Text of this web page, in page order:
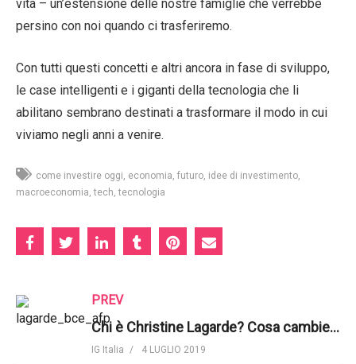
vita – un’estensione delle nostre famiglie che verrebbe
persino con noi quando ci trasferiremo.
Con tutti questi concetti e altri ancora in fase di sviluppo,
le case intelligenti e i giganti della tecnologia che li
abilitano sembrano destinati a trasformare il modo in cui
viviamo negli anni a venire.
come investire oggi economia futuro idee di investimento
macroeconomia tech tecnologia
PREV
Chi è Christine Lagarde? Cosa cambierà alla BCE? | IG Italia
IG Italia 4 LUGLIO 2019